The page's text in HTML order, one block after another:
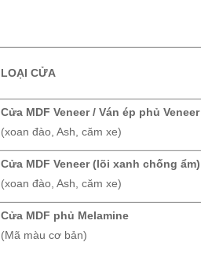
LOẠI CỬA
Cửa MDF Veneer / Ván ép phủ Veneer
(xoan đào, Ash, căm xe)
Cửa MDF Veneer (lõi xanh chống ẩm)
(xoan đào, Ash, căm xe)
Cửa MDF phủ Melamine
(Mã màu cơ bản)